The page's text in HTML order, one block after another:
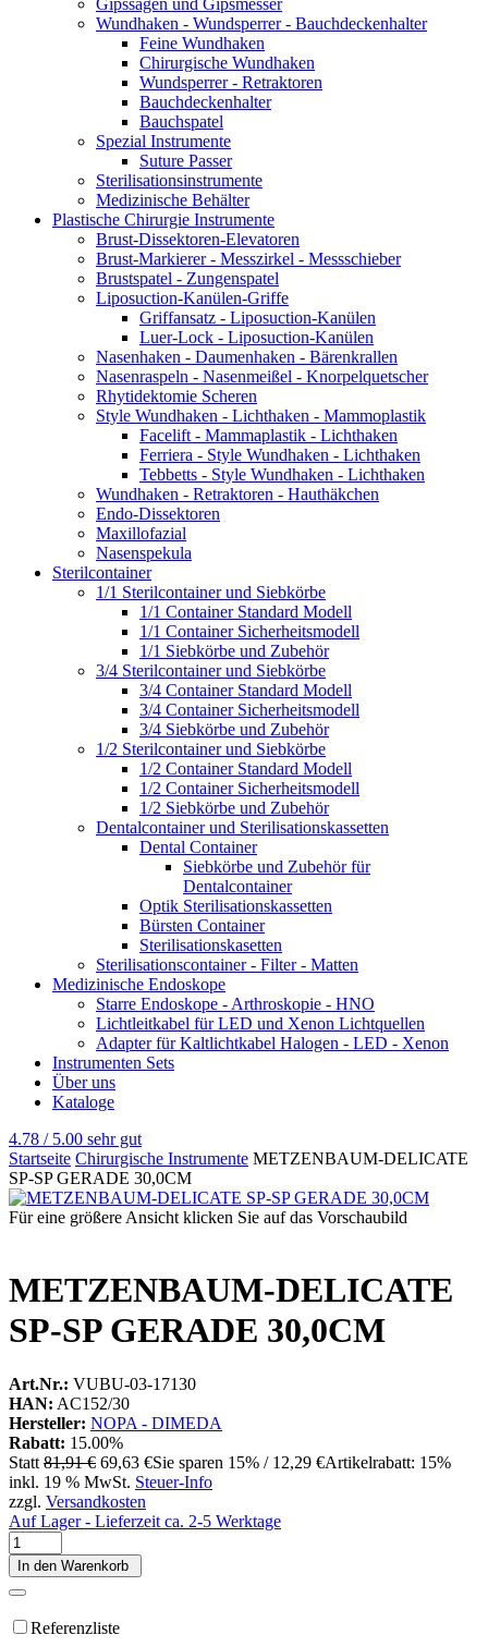
Gipssägen und Gipsmesser
Wundhaken - Wundsperrer - Bauchdeckenhalter
Feine Wundhaken
Chirurgische Wundhaken
Wundsperrer - Retraktoren
Bauchdeckenhalter
Bauchspatel
Spezial Instrumente
Suture Passer
Sterilisationsinstrumente
Medizinische Behälter
Plastische Chirurgie Instrumente
Brust-Dissektoren-Elevatoren
Brust-Markierer - Messzirkel - Messschieber
Brustspatel - Zungenspatel
Liposuction-Kanülen-Griffe
Griffansatz - Liposuction-Kanülen
Luer-Lock - Liposuction-Kanülen
Nasenhaken - Daumenhaken - Bärenkrallen
Nasenraspeln - Nasenmeißel - Knorpelquetscher
Rhytidektomie Scheren
Style Wundhaken - Lichthaken - Mammoplastik
Facelift - Mammaplastik - Lichthaken
Ferriera - Style Wundhaken - Lichthaken
Tebbetts - Style Wundhaken - Lichthaken
Wundhaken - Retraktoren - Hauthäkchen
Endo-Dissektoren
Maxillofazial
Nasenspekula
Sterilcontainer
1/1 Sterilcontainer und Siebkörbe
1/1 Container Standard Modell
1/1 Container Sicherheitsmodell
1/1 Siebkörbe und Zubehör
3/4 Sterilcontainer und Siebkörbe
3/4 Container Standard Modell
3/4 Container Sicherheitsmodell
3/4 Siebkörbe und Zubehör
1/2 Sterilcontainer und Siebkörbe
1/2 Container Standard Modell
1/2 Container Sicherheitsmodell
1/2 Siebkörbe und Zubehör
Dentalcontainer und Sterilisationskassetten
Dental Container
Siebkörbe und Zubehör für
Dentalcontainer
Optik Sterilisationskassetten
Bürsten Container
Sterilisationskasetten
Sterilisationscontainer - Filter - Matten
Medizinische Endoskope
Starre Endoskope - Arthroskopie - HNO
Lichtleitkabel für LED und Xenon Lichtquellen
Adapter für Kaltlichtkabel Halogen - LED - Xenon
Instrumenten Sets
Über uns
Kataloge
4.78 / 5.00 sehr gut
Startseite Chirurgische Instrumente METZENBAUM-DELICATE
SP-SP GERADE 30,0CM
Für eine größere Ansicht klicken Sie auf das Vorschaubild
METZENBAUM-DELICATE
SP-SP GERADE 30,0CM
Art.Nr.: VUBU-03-17130
HAN: AC152/30
Hersteller: NOPA - DIMEDA
Rabatt: 15.00%
Statt 81,91 € 69,63 €Sie sparen 15% / 12,29 €Artikelrabatt: 15%
inkl. 19 % MwSt. Steuer-Info
zzgl. Versandkosten
Auf Lager - Lieferzeit ca. 2-5 Werktage
In den Warenkorb
Referenzliste